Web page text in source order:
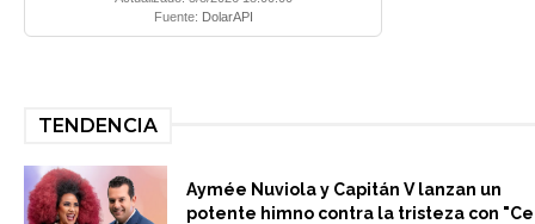
Fuente: DolarAPI
TENDENCIA
Aymée Nuviola y Capitán V lanzan un
potente himno contra la tristeza con